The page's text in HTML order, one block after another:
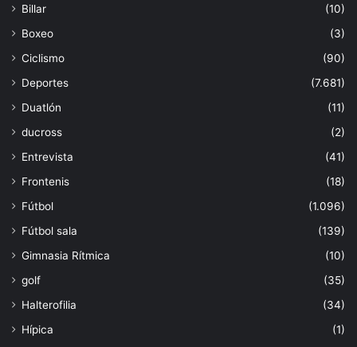
Billar
(10)
Boxeo
(3)
Ciclismo
(90)
Deportes
(7.681)
Duatlón
(11)
ducross
(2)
Entrevista
(41)
Frontenis
(18)
Fútbol
(1.096)
Fútbol sala
(139)
Gimnasia Rítmica
(10)
golf
(35)
Halterofilia
(34)
Hípica
(1)